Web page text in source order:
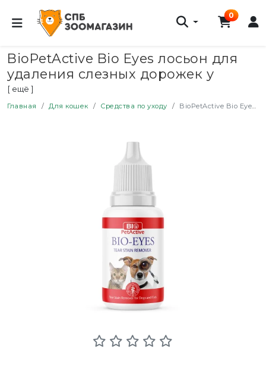
0
BioPetActive Bio Eyes лосьон для
удаления слезных дорожек у
кошек и собак - 50 мл
[ ещё ]
Главная Для кошек Средства по уходу BioPetActive Bio Eyes лосьон для удаления слезных дорожек у кошек и собак - 50 мл